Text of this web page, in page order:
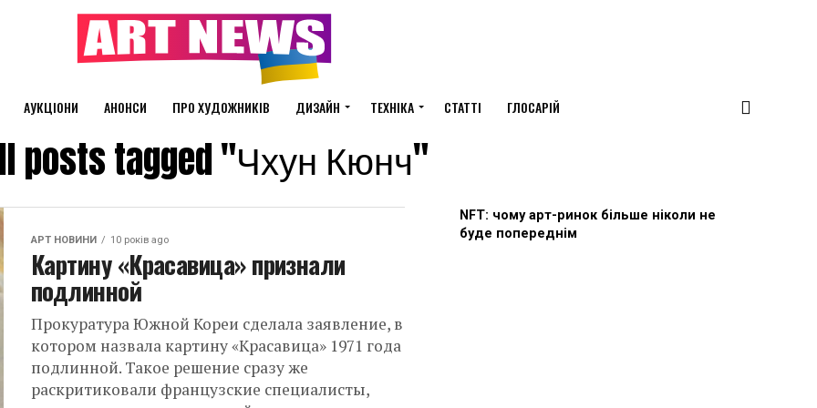
АУКЦІОНИ АНОНСИ ПРО ХУДОЖНИКІВ ДИЗАЙН ТЕХНІКА СТАТТІ ГЛОСАРІЙ
posts tagged "Чхун Кюнч"
АРТ НОВИНИ 10 років ago
Картину «Красавица» признали
подлинной
Прокуратура Южной Кореи сделала заявление, в
котором назвала картину «Красавица» 1971 года
подлинной. Такое решение сразу же
раскритиковали французские специалисты,
NFT: чому арт-ринок більше ніколи не
буде попереднім